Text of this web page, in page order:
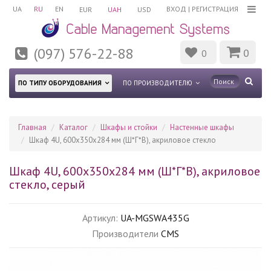
UA RU EN ВХОД | РЕГИСТРАЦИЯ
EUR UAH USD
(097) 576-22-88 0 0
ПО ТИПУ ОБОРУДОВАНИЯ ПО ПРОИЗВОДИТЕЛЮ
Главная Каталог Шкафы и стойки
Настенные шкафы
Шкаф 4U, 600х350х284 мм (Ш*Г*В), акриловое стекло
Шкаф 4U, 600х350х284 мм (Ш*Г*В), акриловое
стекло, серый
Артикул: UA-MGSWA435G
Производители CMS